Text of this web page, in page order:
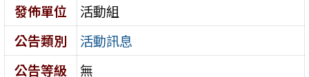
發佈單位
活動組
公告類別
活動訊息
公告等級
無